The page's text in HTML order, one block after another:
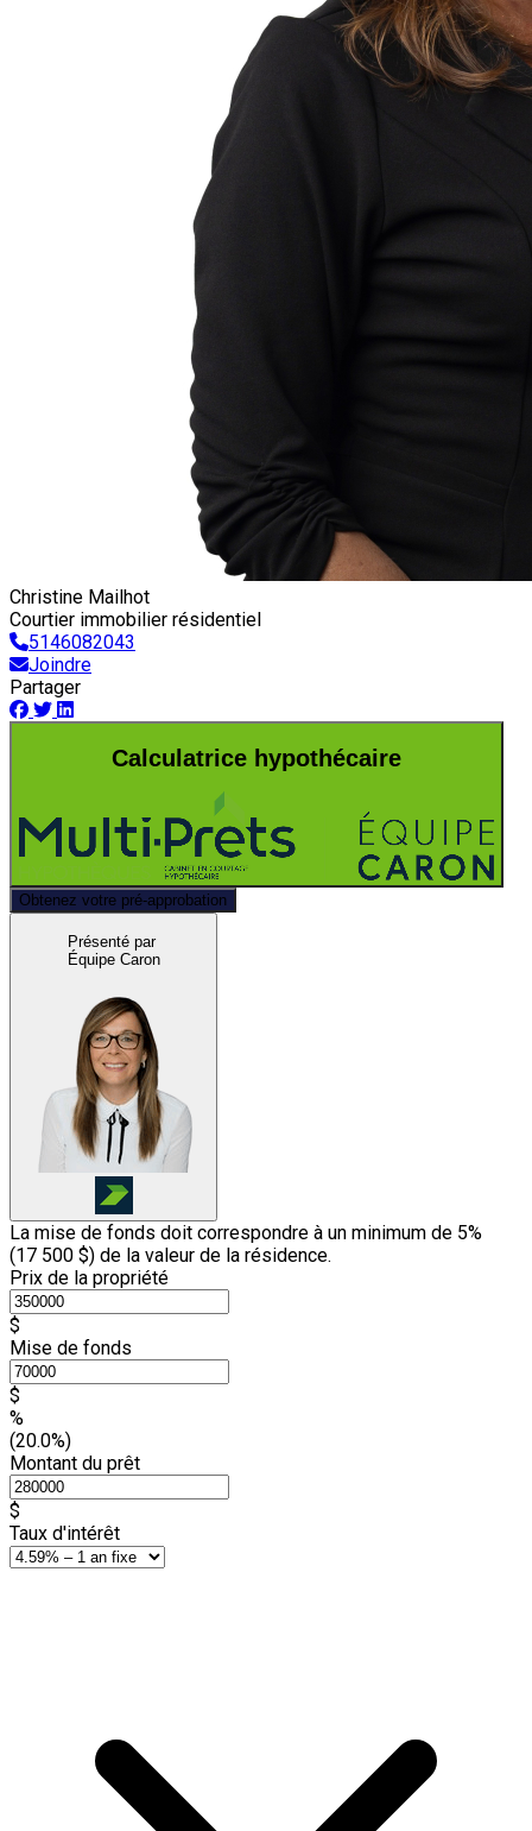
Christine Mailhot
Courtier immobilier résidentiel
5146082043
Joindre
Partager
Calculatrice hypothécaire
Obtenez votre pré-approbation
Présenté par
Équipe Caron
La mise de fonds doit correspondre à un minimum de 5%
(17 500 $) de la valeur de la résidence.
Prix de la propriété
$
Mise de fonds
$
%
(20.0%)
Montant du prêt
$
Taux d'intérêt